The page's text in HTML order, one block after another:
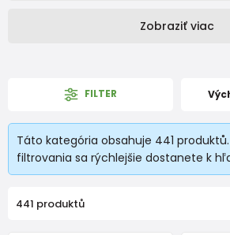
Zobraziť viac
FILTER
Táto kategória obsahuje 441
filtrovania sa rýchlejšie dostanete k
441 produktů